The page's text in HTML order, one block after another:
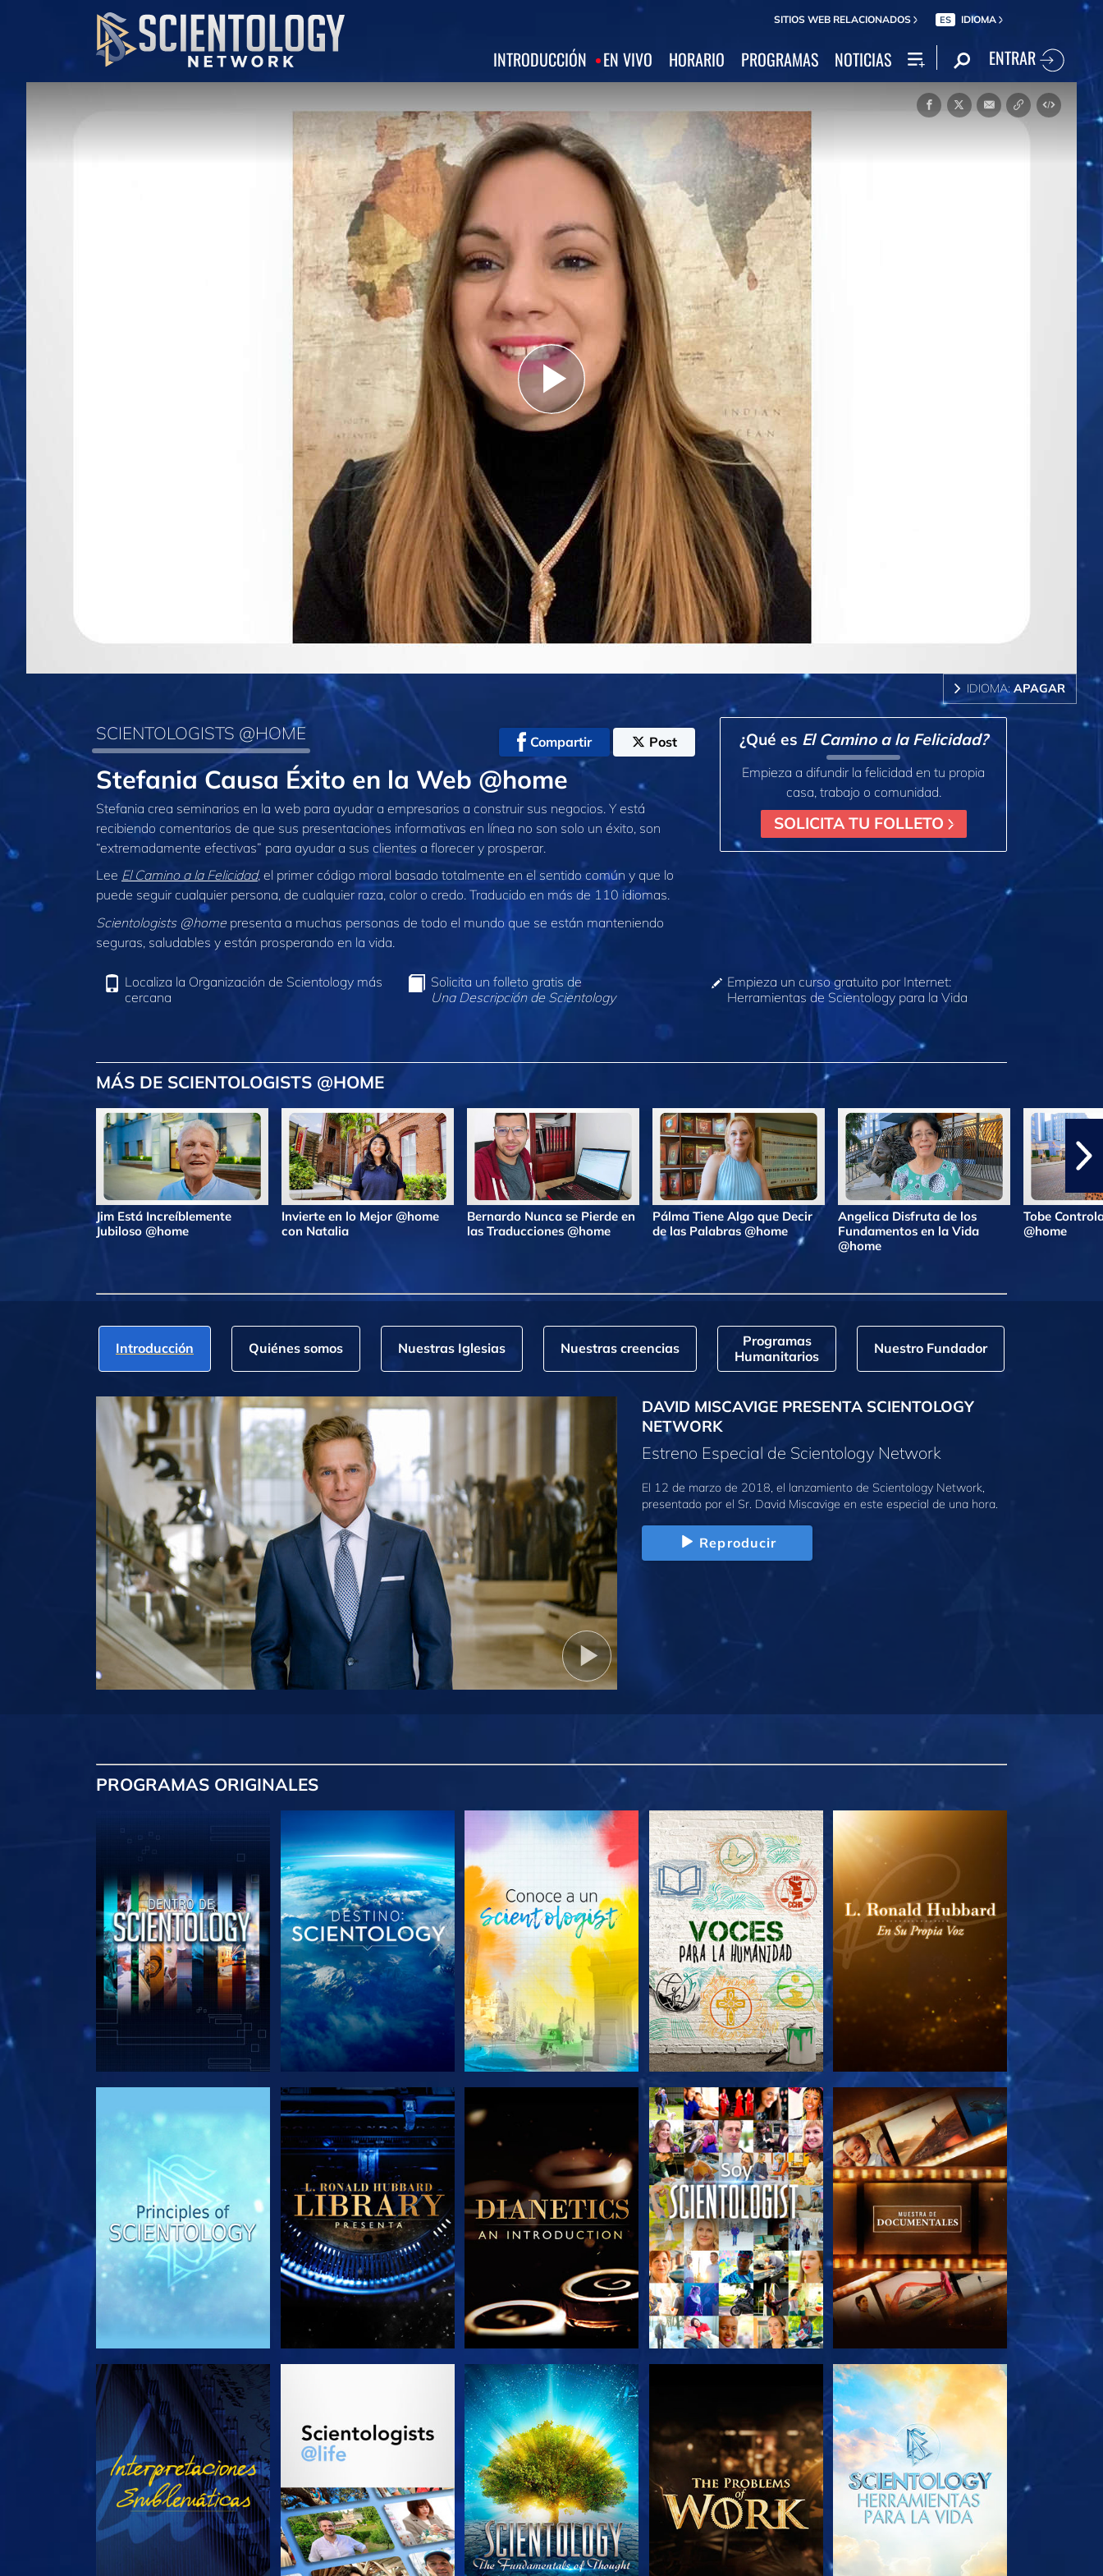
SITIOS WEB RELACIONADOS ES IDIOMA
INTRODUCCIÓN EN VIVO HORARIO PROGRAMAS NOTICIAS ENTRAR
Play
Video
IDIOMA:APAGAR
SCIENTOLOGISTS @HOME Compartir Post
Stefania Causa Éxito en la Web @home
Stefania crea seminarios en la web para ayudar a empresarios a construir sus negocios. Y está
recibiendo comentarios de que sus presentaciones informativas en línea no son solo un éxito, son
“extremadamente efectivas” para ayudar a sus clientes a florecer y prosperar.
Lee El Camino a la Felicidad, el primer código moral basado totalmente en el sentido común y que lo
puede seguir cualquier persona, de cualquier raza, color o credo. Traducido en más de 110 idiomas.
Scientologists @homepresenta a muchas personas de todo el mundo que se están manteniendo
seguras, saludables y están prosperando en la vida.
¿Qué es El Camino a la Felicidad?
Empieza a difundir la felicidad en tu propia
casa, trabajo o comunidad.
SOLICITA TU FOLLETO
Localiza la Organización de Scientology más
cercana
Solicita un folleto gratis de
Una Descripción de Scientology
Empieza un curso gratuito por Internet:
Herramientas de Scientology para la Vida
MÁS DE SCIENTOLOGISTS @HOME
Jim Está Increíblemente
Jubiloso @home
Invierte en lo Mejor @home
con Natalia
Bernardo Nunca se Pierde en
las Traducciones @home
Pálma Tiene Algo que Decir
de las Palabras @home
Angelica Disfruta de los
Fundamentos en la Vida
@home
Tobe
@home
Introducción Quiénes somos Nuestras Iglesias Nuestras creencias
Programas
Humanitarios
Nuestro Fundador
DAVID MISCAVIGE PRESENTA SCIENTOLOGY
NETWORK
Estreno Especial de Scientology Network
El 12 de marzo de 2018, el lanzamiento de Scientology Network,
presentado por el Sr. David Miscavige en este especial de una hora.
Reproducir
PROGRAMAS ORIGINALES
EXPLORA LAS SERIES EXPLORA LAS SERIES EXPLORA LAS SERIES EXPLORA LAS SERIES EXPLORA LAS SERIES
VE EXPLORA LAS SERIES